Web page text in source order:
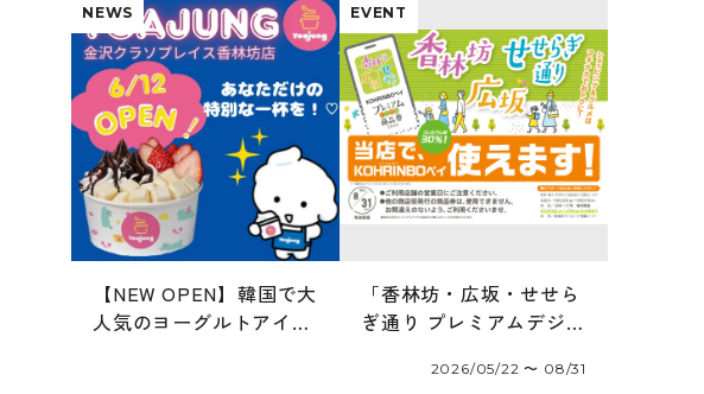
NEWS
【NEW OPEN】韓国で大
人気のヨーグルトアイス
EVENT
「香林坊・広坂・せせら
ぎ通り プレミアムデジタ
2026/05/22 〜 08/31